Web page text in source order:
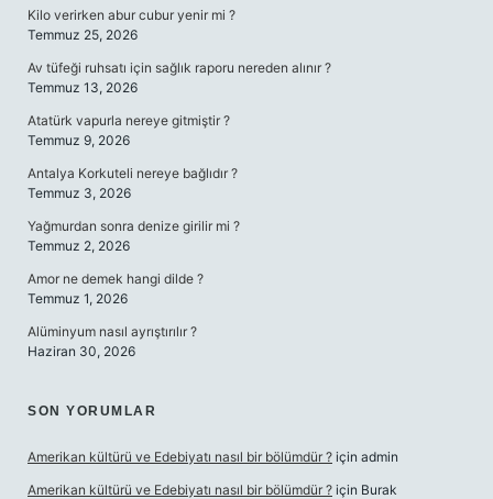
Kilo verirken abur cubur yenir mi ?
Temmuz 25, 2026
Av tüfeği ruhsatı için sağlık raporu nereden alınır ?
Temmuz 13, 2026
Atatürk vapurla nereye gitmiştir ?
Temmuz 9, 2026
Antalya Korkuteli nereye bağlıdır ?
Temmuz 3, 2026
Yağmurdan sonra denize girilir mi ?
Temmuz 2, 2026
Amor ne demek hangi dilde ?
Temmuz 1, 2026
Alüminyum nasıl ayrıştırılır ?
Haziran 30, 2026
SON YORUMLAR
Amerikan kültürü ve Edebiyatı nasıl bir bölümdür ? için admin
Amerikan kültürü ve Edebiyatı nasıl bir bölümdür ? için Burak